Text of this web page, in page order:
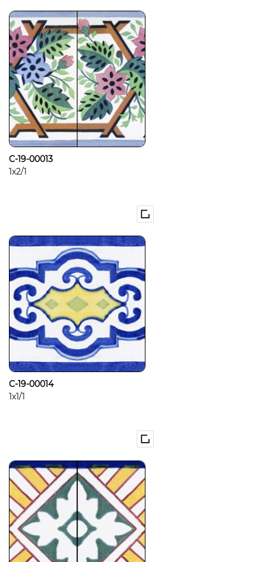
C-19-00013
1x2/1
C-19-00014
1x1/1